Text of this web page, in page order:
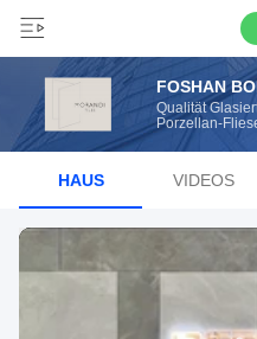
FOSHAN
Qualität
Porzellan-
HAUS VIDEOS